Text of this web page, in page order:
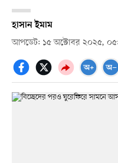
হাসান ইমাম
আপডেট: ১৫ অক্টোবর ২০২৫,